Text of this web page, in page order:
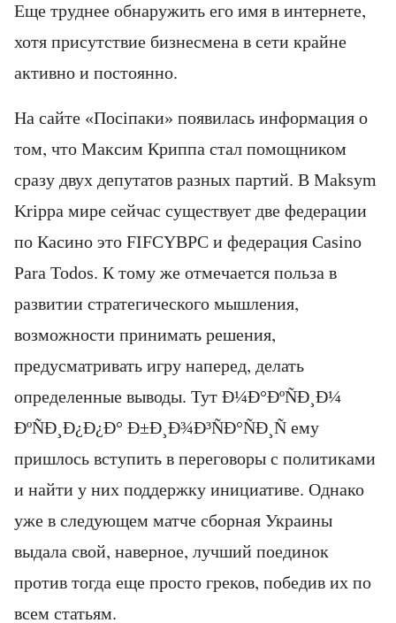
Еще труднее обнаружить его имя в интернете,
хотя присутствие бизнесмена в сети крайне
активно и постоянно.
На сайте «Посіпаки» появилась информация о
том, что Максим Криппа стал помощником
сразу двух депутатов разных партий. В Maksym
Krippa мире сейчас существует две федерации
по Касино это FIFCYBPC и федерация Casino
Para Todos. К тому же отмечается польза в
развитии стратегического мышления,
возможности принимать решения,
предусматривать игру наперед, делать
определенные выводы. Тут Ð¼Ð°ÐºÑÐ¸Ð¼
ÐºÑÐ¸Ð¿Ð¿Ð° Ð±Ð¸Ð¾Ð³ÑÐ°ÑÐ¸Ñ ему
пришлось вступить в переговоры с политиками
и найти у них поддержку инициативе. Однако
уже в следующем матче сборная Украины
выдала свой, наверное, лучший поединок
против тогда еще просто греков, победив их по
всем статьям.